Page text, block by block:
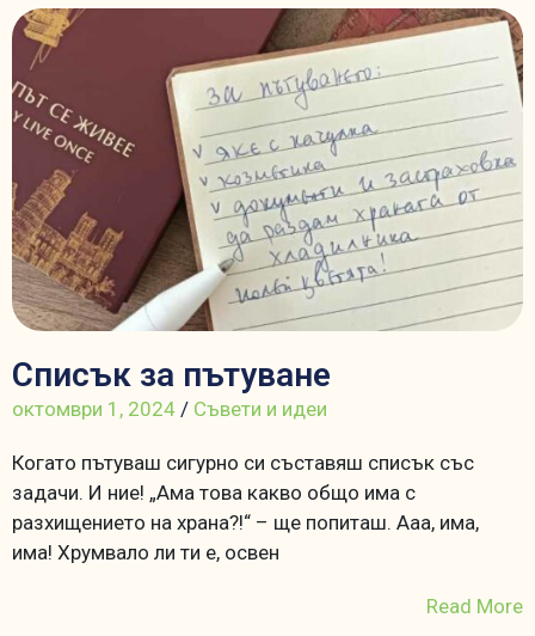
Списък за пътуване
октомври 1, 2024 / Съвети и идеи
Когато пътуваш сигурно си съставяш списък със
задачи. И ние! „Ама това какво общо има с
разхищението на храна?!“ – ще попиташ. Ааа, има,
има! Хрумвало ли ти е, освен
Read More